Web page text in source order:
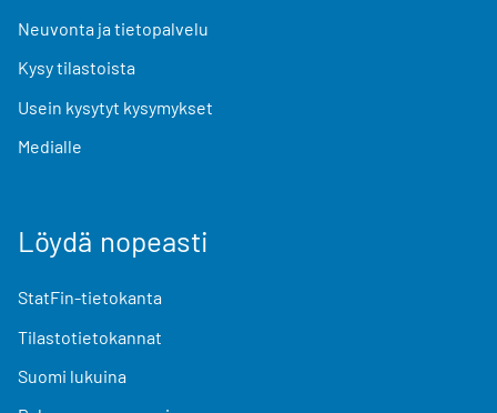
Neuvonta ja tietopalvelu
Kysy tilastoista
Usein kysytyt kysymykset
Medialle
Löydä nopeasti
StatFin-tietokanta
Tilastotietokannat
Suomi lukuina